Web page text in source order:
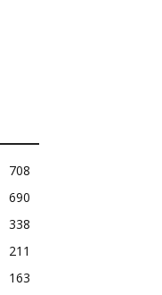
708
690
338
211
163